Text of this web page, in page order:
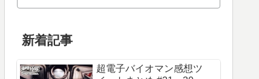
新着記事
超電子バイオマン感想ツ